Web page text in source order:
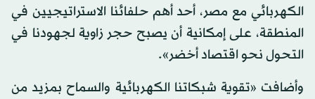
الكهربائي مع مصر، أحد أهم حلفائنا الاستراتيجيين في
المنطقة، على إمكانية أن يصبح حجر زاوية لجهودنا في
التحول نحو اقتصاد أخضر».
وأضافت «تقوية شبكاتنا الكهربائية والسماح بمزيد من